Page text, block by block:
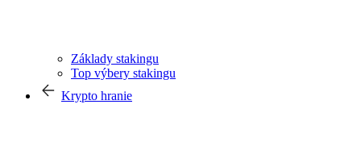
Základy stakingu
Top výbery stakingu
Krypto hranie